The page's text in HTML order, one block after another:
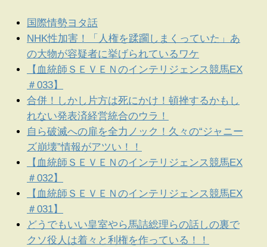
国際情勢ヨタ話
NHK性加害！「人権を蹂躙しまくっていた」あ
の大物が容疑者に挙げられているワケ
【血統師ＳＥＶＥＮのインテリジェンス競馬EX
＃033】
合併！しかし片方は死にかけ！頓挫するかもし
れない発表済経営統合のウラ！
自ら破滅への扉を全力ノック！久々の“ジャニー
ズ崩壊”情報がアツい！！
【血統師ＳＥＶＥＮのインテリジェンス競馬EX
＃032】
【血統師ＳＥＶＥＮのインテリジェンス競馬EX
＃031】
どうでもいい皇室やら馬詰総理らの話しの裏で
クソ役人は着々と利権を作っている！！